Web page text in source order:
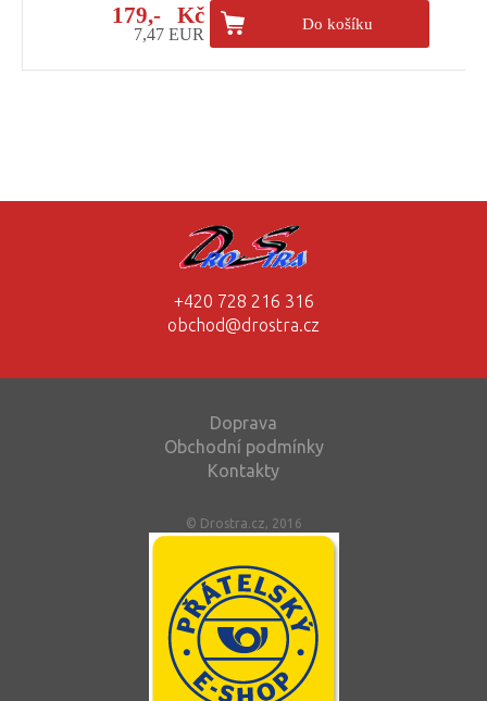
179,- Kč
7,47 EUR
Do košíku
+420 728 216 316
obchod@drostra.cz
Doprava
Obchodní podmínky
Kontakty
© Drostra.cz, 2016